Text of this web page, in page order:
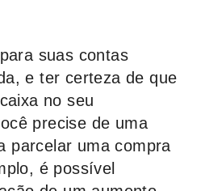
suas contas
e ter certeza de que
no seu
precise de uma
parcelar uma compra
é possível